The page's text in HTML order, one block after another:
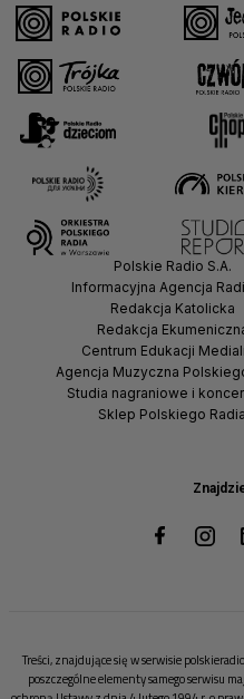
Polskie Radio S.A.
Informacyjna Agencja
Redakcja Katolicka
Redakcja
Centrum Edukacji
Agencja Muzyczna
Studia nagraniowe i
Sklep Polskiego Radia
Treści, znajdujące się w serwisie
poszczególne elementy samego serwisu